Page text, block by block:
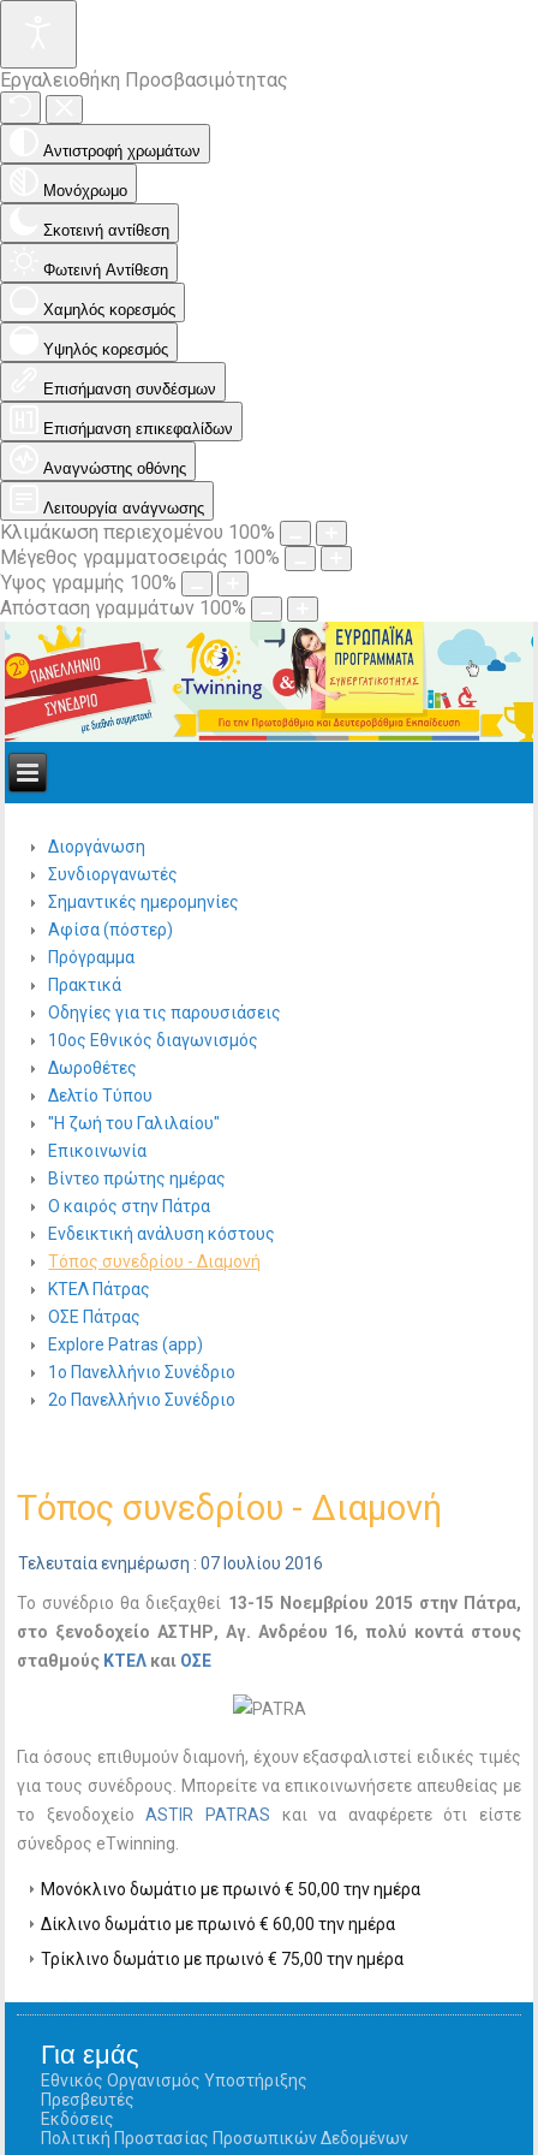
Εργαλειοθήκη Προσβασιμότητας
Αντιστροφή χρωμάτων
Μονόχρωμο
Σκοτεινή αντίθεση
Φωτεινή Αντίθεση
Χαμηλός κορεσμός
Υψηλός κορεσμός
Επισήμανση συνδέσμων
Επισήμανση επικεφαλίδων
Αναγνώστης οθόνης
Λειτουργία ανάγνωσης
Κλιμάκωση περιεχομένου 100%
Μέγεθος γραμματοσειράς 100%
Ύψος γραμμής 100%
Απόσταση γραμμάτων 100%
Διοργάνωση
Συνδιοργανωτές
Σημαντικές ημερομηνίες
Αφίσα (πόστερ)
Πρόγραμμα
Πρακτικά
Οδηγίες για τις παρουσιάσεις
10ος Εθνικός διαγωνισμός
Δωροθέτες
Δελτίο Τύπου
"Η ζωή του Γαλιλαίου"
Επικοινωνία
Βίντεο πρώτης ημέρας
Ο καιρός στην Πάτρα
Ενδεικτική ανάλυση κόστους
Τόπος συνεδρίου - Διαμονή
ΚΤΕΛ Πάτρας
ΟΣΕ Πάτρας
Explore Patras (app)
1ο Πανελλήνιο Συνέδριο
2ο Πανελλήνιο Συνέδριο
Τόπος συνεδρίου - Διαμονή
Τελευταία ενημέρωση : 07 Ιουλίου 2016
Το συνέδριο θα διεξαχθεί 13-15 Νοεμβρίου 2015 στην Πάτρα,
στο ξενοδοχείο ΑΣΤΗΡ, Αγ. Ανδρέου 16, πολύ κοντά στους
σταθμούς ΚΤΕΛ και ΟΣΕ
Για όσους επιθυμούν διαμονή, έχουν εξασφαλιστεί ειδικές τιμές
για τους συνέδρους. Μπορείτε να επικοινωνήσετε απευθείας με
το ξενοδοχείοASTIR PATRAS και να αναφέρετε ότι είστε
σύνεδρος eTwinning.
Μονόκλινο δωμάτιο με πρωινό € 50,00 την ημέρα
Δίκλινο δωμάτιο με πρωινό € 60,00 την ημέρα
Τρίκλινο δωμάτιο με πρωινό € 75,00 την ημέρα
Για εμάς
Εθνικός Οργανισμός Υποστήριξης
Πρεσβευτές
Εκδόσεις
Πολιτική Προστασίας Προσωπικών Δεδομένων